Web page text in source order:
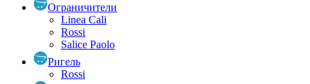
Ограничители
Linea Cali
Rossi
Salice Paolo
Ригель
Rossi